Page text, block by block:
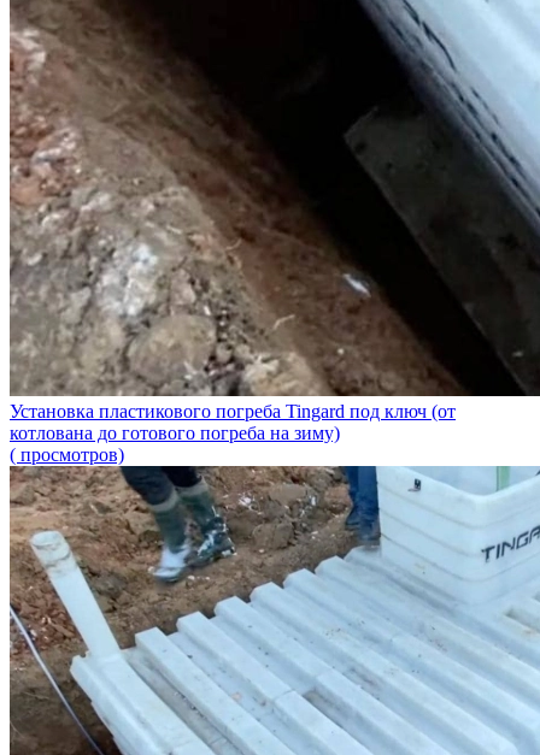
Установка пластикового погреба Tingard под ключ (от
котлована до готового погреба на зиму)
( просмотров)